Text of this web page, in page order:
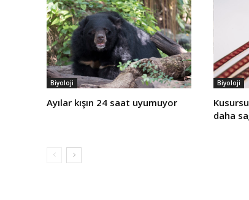
Biyoloji
Ayılar kışın 24 saat uyumuyor
Biyoloji
daha